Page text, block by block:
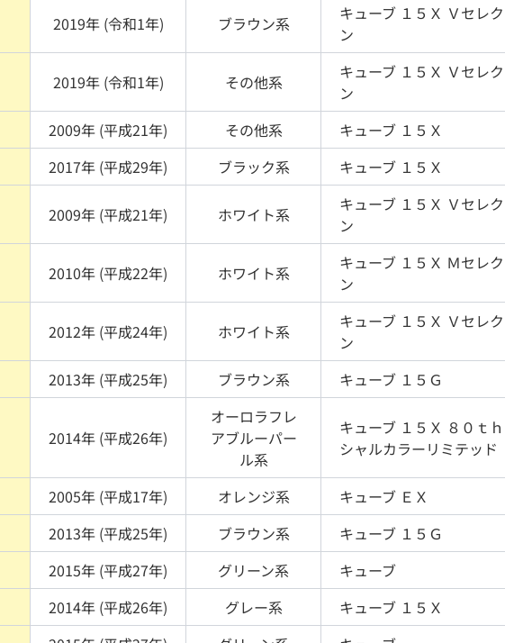
2019年 (令和1年) ブラウン系 キューブ １５Ｘ Ｖセレ
ン
2019年 (令和1年) その他系 キューブ １５Ｘ Ｖセレ
ン
2009年 (平成21年) その他系 キューブ １５Ｘ
2017年 (平成29年) ブラック系 キューブ １５Ｘ
2009年 (平成21年) ホワイト系 キューブ １５Ｘ Ｖセレ
ン
2010年 (平成22年) ホワイト系 キューブ １５Ｘ Ｍセレ
ン
2012年 (平成24年) ホワイト系 キューブ １５Ｘ Ｖセレ
ン
2013年 (平成25年) ブラウン系 キューブ １５Ｇ
2014年 (平成26年)
オーロラフレ
アブルーパー
ル系
キューブ １５Ｘ ８０ｔ
シャルカラーリミテッド
2005年 (平成17年) オレンジ系 キューブ ＥＸ
2013年 (平成25年) ブラウン系 キューブ １５Ｇ
2015年 (平成27年) グリーン系
キューブ
2014年 (平成26年) グレー系 キューブ １５Ｘ